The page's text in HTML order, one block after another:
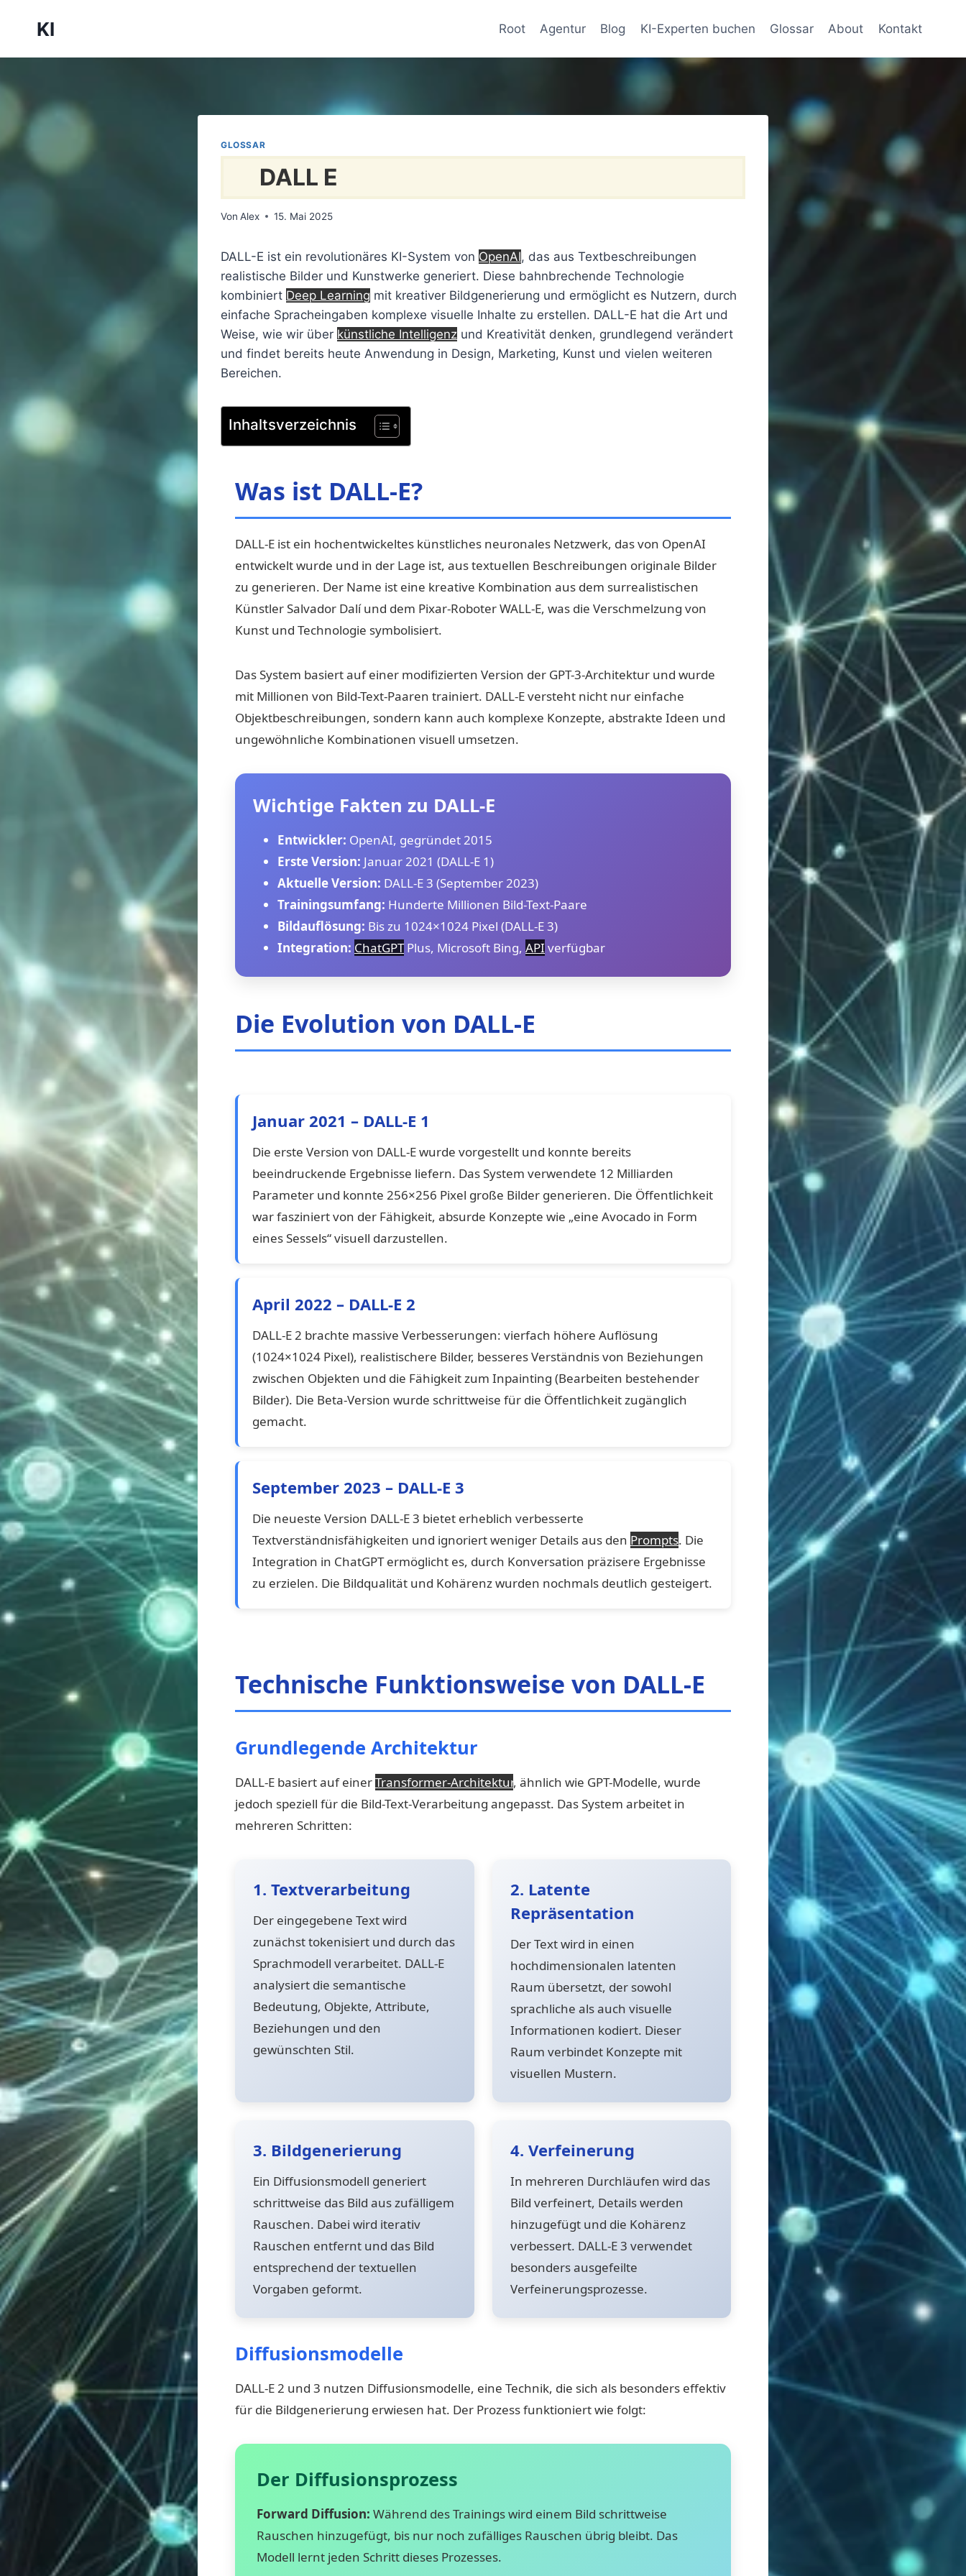
KI Root Agentur Blog KI-Experten buchen Glossar About Kontakt
GLOSSAR
DALL E
Von Alex 15. Mai 2025
DALL-E ist ein revolutionäres KI-System von OpenAI, das aus Textbeschreibungen
realistische Bilder und Kunstwerke generiert. Diese bahnbrechende Technologie
kombiniert Deep Learning mit kreativer Bildgenerierung und ermöglicht es Nutzern, durch
einfache Spracheingaben komplexe visuelle Inhalte zu erstellen. DALL-E hat die Art und
Weise, wie wir über künstliche Intelligenz und Kreativität denken, grundlegend verändert
und findet bereits heute Anwendung in Design, Marketing, Kunst und vielen weiteren
Bereichen.
Inhaltsverzeichnis
Was ist DALL-E?
DALL-E ist ein hochentwickeltes künstliches neuronales Netzwerk, das von OpenAI
entwickelt wurde und in der Lage ist, aus textuellen Beschreibungen originale Bilder
zu generieren. Der Name ist eine kreative Kombination aus dem surrealistischen
Künstler Salvador Dalí und dem Pixar-Roboter WALL-E, was die Verschmelzung von
Kunst und Technologie symbolisiert.
Das System basiert auf einer modifizierten Version der GPT-3-Architektur und wurde
mit Millionen von Bild-Text-Paaren trainiert. DALL-E versteht nicht nur einfache
Objektbeschreibungen, sondern kann auch komplexe Konzepte, abstrakte Ideen und
ungewöhnliche Kombinationen visuell umsetzen.
Wichtige Fakten zu DALL-E
Entwickler: OpenAI, gegründet 2015
Erste Version: Januar 2021 (DALL-E 1)
Aktuelle Version: DALL-E 3 (September 2023)
Trainingsumfang: Hunderte Millionen Bild-Text-Paare
Bildauflösung: Bis zu 1024×1024 Pixel (DALL-E 3)
Integration: ChatGPTPlus, Microsoft Bing, API verfügbar
Die Evolution von DALL-E
Januar 2021 – DALL-E 1
Die erste Version von DALL-E wurde vorgestellt und konnte bereits
beeindruckende Ergebnisse liefern. Das System verwendete 12 Milliarden
Parameter und konnte 256×256 Pixel große Bilder generieren. Die Öffentlichkeit
war fasziniert von der Fähigkeit, absurde Konzepte wie „eine Avocado in Form
eines Sessels“ visuell darzustellen.
April 2022 – DALL-E 2
DALL-E 2 brachte massive Verbesserungen: vierfach höhere Auflösung
(1024×1024 Pixel), realistischere Bilder, besseres Verständnis von Beziehungen
zwischen Objekten und die Fähigkeit zum Inpainting (Bearbeiten bestehender
Bilder). Die Beta-Version wurde schrittweise für die Öffentlichkeit zugänglich
gemacht.
September 2023 – DALL-E 3
Die neueste Version DALL-E 3 bietet erheblich verbesserte
Textverständnisfähigkeiten und ignoriert weniger Details aus den Prompts. Die
Integration in ChatGPT ermöglicht es, durch Konversation präzisere Ergebnisse
zu erzielen. Die Bildqualität und Kohärenz wurden nochmals deutlich gesteigert.
Technische Funktionsweise von DALL-E
Grundlegende Architektur
DALL-E basiert auf einerTransformer-Architektur, ähnlich wie GPT-Modelle, wurde
jedoch speziell für die Bild-Text-Verarbeitung angepasst. Das System arbeitet in
mehreren Schritten:
1. Textverarbeitung
Der eingegebene Text wird
zunächst tokenisiert und durch das
Sprachmodell verarbeitet. DALL-E
analysiert die semantische
Bedeutung, Objekte, Attribute,
Beziehungen und den
gewünschten Stil.
2. Latente
Repräsentation
Der Text wird in einen
hochdimensionalen latenten
Raum übersetzt, der sowohl
sprachliche als auch visuelle
Informationen kodiert. Dieser
Raum verbindet Konzepte mit
visuellen Mustern.
3. Bildgenerierung
Ein Diffusionsmodell generiert
schrittweise das Bild aus zufälligem
Rauschen. Dabei wird iterativ
Rauschen entfernt und das Bild
entsprechend der textuellen
Vorgaben geformt.
4. Verfeinerung
In mehreren Durchläufen wird das
Bild verfeinert, Details werden
hinzugefügt und die Kohärenz
verbessert. DALL-E 3 verwendet
besonders ausgefeilte
Verfeinerungsprozesse.
Diffusionsmodelle
DALL-E 2 und 3 nutzen Diffusionsmodelle, eine Technik, die sich als besonders effektiv
für die Bildgenerierung erwiesen hat. Der Prozess funktioniert wie folgt:
Der Diffusionsprozess
Forward Diffusion: Während des Trainings wird einem Bild schrittweise
Rauschen hinzugefügt, bis nur noch zufälliges Rauschen übrig bleibt. Das
Modell lernt jeden Schritt dieses Prozesses.